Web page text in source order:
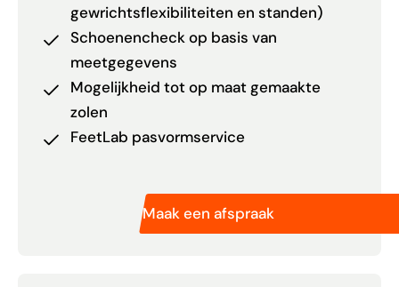
gewrichtsflexibiliteiten en standen)
Schoenencheck op basis van
meetgegevens
Mogelijkheid tot op maat gemaakte
zolen
FeetLab pasvormservice
Maak een afspraak